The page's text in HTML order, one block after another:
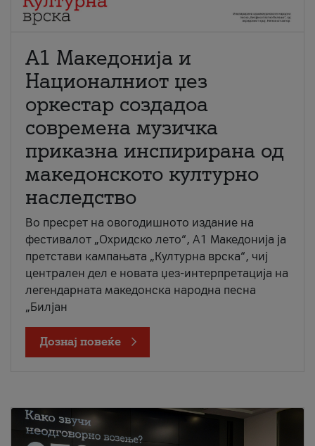
А1 Македонија и
Националниот џез
оркестар создадоа
современа музичка
приказна инспирирана од
македонското културно
наследство
Во пресрет на овогодишното издание на
фестивалот „Охридско лето“, А1 Македонија ја
претстави кампањата „Културна врска“, чиј
централен дел е новата џез-интерпретација на
легендарната македонска народна песна
„Билјан
Дознај повеќе